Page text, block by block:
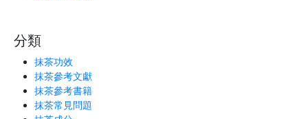
分類
抹茶功效
抹茶參考文獻
抹茶參考書籍
抹茶常見問題